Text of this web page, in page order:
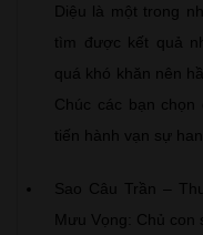
Diệu là một trong
tìm được kết quả
quá khó khăn nên
Chúc các bạn
tiến hành vạn sự
Sao Câu Trần –
Mưu Vọng: Chủ con